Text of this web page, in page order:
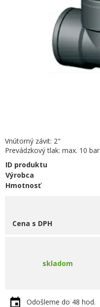
Vnútorný závit: 2"
Prevádzkový tlak: max. 10 bar
ID produktu
Výrobca
Hmotnosť
Cena s DPH
skladom
Odošleme do 48 hod.